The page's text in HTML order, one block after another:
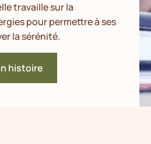
travaille sur la
pour permettre à ses
la sérénité.
histoire